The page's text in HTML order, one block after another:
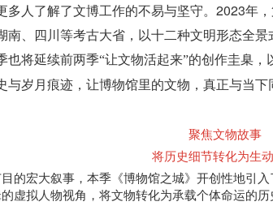
多人了解了文博工作的不易与坚守。2023年
南、四川等考古大省，以十二种文明形态全
也将延续前两季“让文物活起来”的创作圭臬
与岁月痕迹，让博物馆里的文物 ， 真正与当下
聚焦文物故事
将历史细节转化为生
的宏大叙事，本季《博物馆之城》开创性地引入
虚拟人物视角， 将文物转化为承载个体命运的历